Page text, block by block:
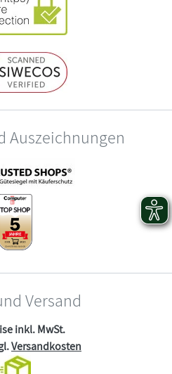
Auszeichnungen
Versand
inkl. MwSt.
Versandkosten